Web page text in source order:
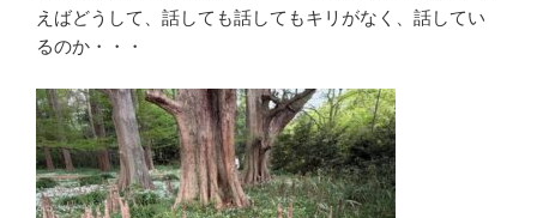
えばどうして、話しても話してもキリがなく、話してい
るのか・・・